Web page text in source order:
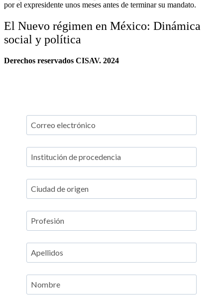
por el expresidente unos meses antes de terminar su mandato.
El Nuevo régimen en México: Dinámica
social y política
Derechos reservados CISAV. 2024